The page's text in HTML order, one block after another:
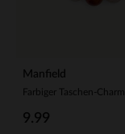
Manfield
Farbiger Taschen-Charm
9.99